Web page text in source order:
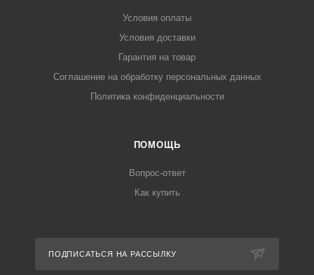
Условия оплаты
Условия доставки
Гарантия на товар
Соглашение на обработку персональных данных
Политика конфиденциальности
ПОМОЩЬ
Вопрос-ответ
Как купить
ПОДПИСАТЬСЯ НА РАССЫЛКУ